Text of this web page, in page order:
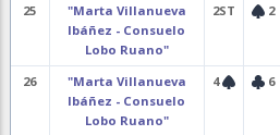
25
"Marta Villanueva
Ibáñez - Consuelo
Lobo Ruano"
2ST 2
26
"Marta Villanueva
Ibáñez - Consuelo
Lobo Ruano"
4 6